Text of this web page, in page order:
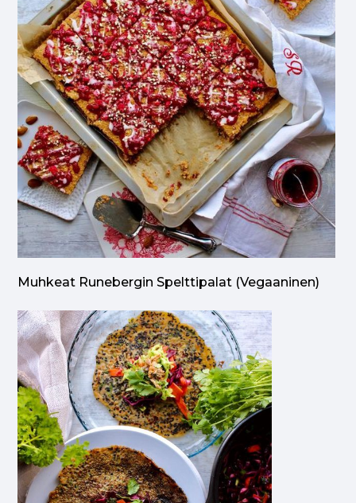
Muhkeat Runebergin Spelttipalat (vegaaninen)